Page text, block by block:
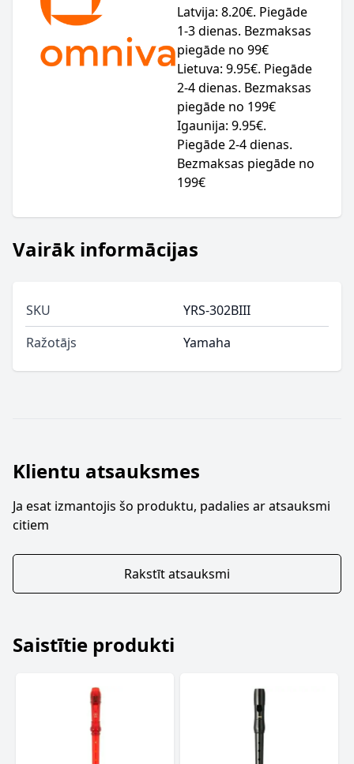
Latvija: 8.20€. Piegāde
1-3 dienas. Bezmaksas
piegāde no 99€
Lietuva: 9.95€. Piegāde
2-4 dienas. Bezmaksas
piegāde no 199€
Igaunija: 9.95€.
Piegāde 2-4 dienas.
Bezmaksas piegāde no
199€
Vairāk informācijas
SKU
YRS-302BIII
Ražotājs
Yamaha
Klientu atsauksmes
Ja esat izmantojis šo produktu, padalies ar atsauksmi
citiem
Rakstīt atsauksmi
Saistītie produkti